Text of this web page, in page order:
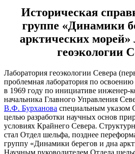
Историческая
группе «Динамики
арктических морей»
геоэкологии
Лаборатория геоэкологии Севера
проблемная лаборатория по
в 1969 году по инициативе инженер-
начальника Главного Управления
В.Ф. Бурханова специальным
целью разработки научных основ
условиях Крайнего Севера.
стал Отдел шельфа, позднее
группу «Динамики берегов и дна
Научным руководителем Отдела